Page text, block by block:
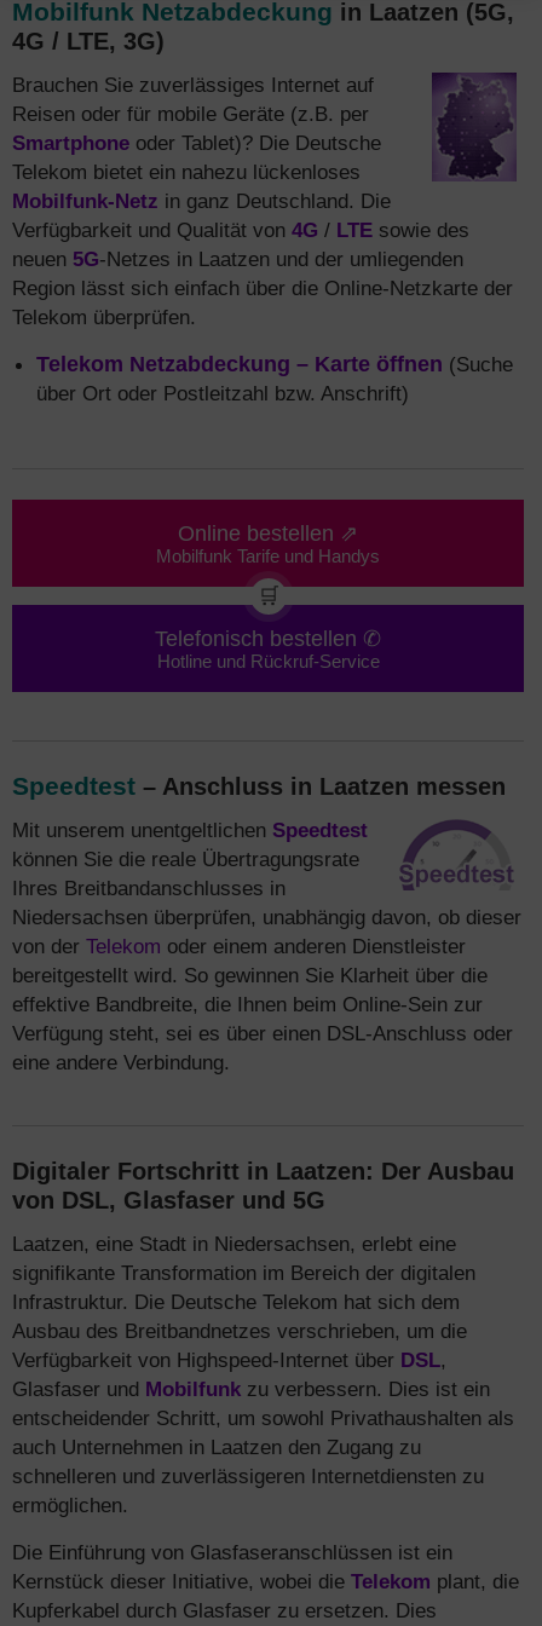
Mobilfunk Netzabdeckung in Laatzen (5G,
4G / LTE, 3G)
Brauchen Sie zuverlässiges Internet auf
Reisen oder für mobile Geräte (z.B. per
Smartphone oder Tablet)? Die Deutsche
Telekom bietet ein nahezu lückenloses
Mobilfunk-Netz in ganz Deutschland. Die
Verfügbarkeit und Qualität von 4G / LTE sowie des
neuen 5G-Netzes in Laatzen und der umliegenden
Region lässt sich einfach über die Online-Netzkarte der
Telekom überprüfen.
Telekom Netzabdeckung – Karte öffnen (Suche
über Ort oder Postleitzahl bzw. Anschrift)
Online bestellen ⇗
Mobilfunk Tarife und Handys
🛒
Telefonisch bestellen ✆
Hotline und Rückruf-Service
Speedtest – Anschluss in Laatzen messen
Mit unserem unentgeltlichen Speedtest
können Sie die reale Übertragungsrate
Ihres Breitbandanschlusses in
Niedersachsen überprüfen, unabhängig davon, ob dieser
von der Telekom oder einem anderen Dienstleister
bereitgestellt wird. So gewinnen Sie Klarheit über die
effektive Bandbreite, die Ihnen beim Online-Sein zur
Verfügung steht, sei es über einen DSL-Anschluss oder
eine andere Verbindung.
Digitaler Fortschritt in Laatzen: Der Ausbau
von DSL, Glasfaser und 5G
Laatzen, eine Stadt in Niedersachsen, erlebt eine
signifikante Transformation im Bereich der digitalen
Infrastruktur. Die Deutsche Telekom hat sich dem
Ausbau des Breitbandnetzes verschrieben, um die
Verfügbarkeit von Highspeed-Internet über DSL,
Glasfaser und Mobilfunk zu verbessern. Dies ist ein
entscheidender Schritt, um sowohl Privathaushalten als
auch Unternehmen in Laatzen den Zugang zu
schnelleren und zuverlässigeren Internetdiensten zu
ermöglichen.
Die Einführung von Glasfaseranschlüssen ist ein
Kernstück dieser Initiative, wobei die Telekom plant, die
Kupferkabel durch Glasfaser zu ersetzen. Dies